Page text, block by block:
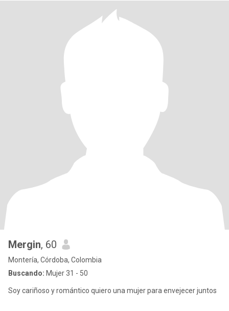
Mergin, 60
Montería, Córdoba, Colombia
Buscando: Mujer 31 - 50
Soy cariñoso y romántico quiero una mujer para envejecer juntos